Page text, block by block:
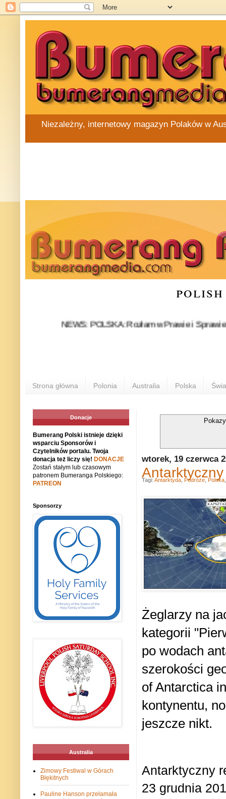
Niezależny, internetowy magazyn Polaków w
NEWS: POLSKA: Rozłam w Prawie i
Strona główna Polonia Australia Polska
wtorek, 19 czerwca
Żeglarzy na
kategorii
po wodach
szerokości
of Antarctica
kontynentu,
jeszcze nikt.
Antarktyczny
23 grudnia
Tagi: Antarktyda Podróże Polska
Donacje
Bumerang Polski istnieje dzięki
wsparciu Sponsorów i
Czytelników portalu. Twoja
donacja też liczy się! DONACJE
Zostań stałym lub czasowym
patronem Bumeranga Polskiego:
PATREON
Sponsorzy
Australia
Zimowy Festiwal w Górach
Błękitnych
Pauline Hanson przełamała